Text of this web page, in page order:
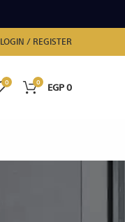
LOGIN / REGISTER
0 0 EGP0